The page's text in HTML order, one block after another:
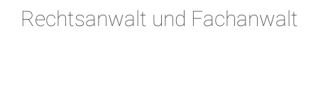
Rechtsanwalt und Fachanwalt